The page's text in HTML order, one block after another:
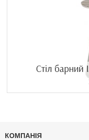
Стіл барний
КОМПАНІЯ